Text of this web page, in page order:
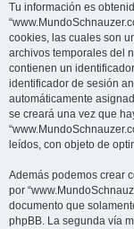
Tu información es
cookies, las cuales son
archivos temporales del
contienen un
identificador de sesión
automáticamente
se creará una vez que
leídos, con objeto de
Además podemos crear
por
documento que
phpBB. La segunda vía